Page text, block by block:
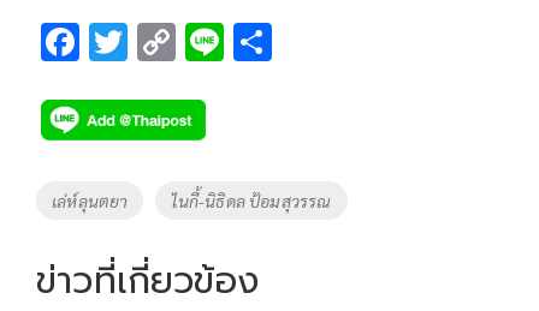
F
e
b
o
k
T
tt
er
C
p
y
Li
k
Li
Tags
เล่ห์ลุนตยา ไนกี้-นิธิดล ป้อมสุวรรณ
ข่าวที่เกี่ยวข้อง